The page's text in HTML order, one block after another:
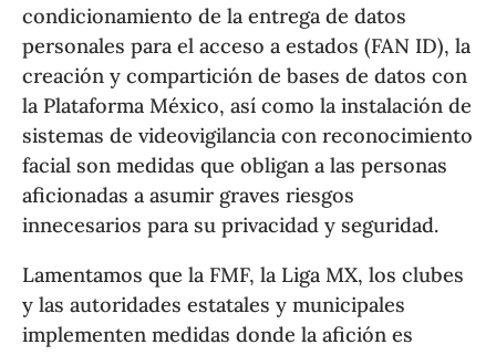
condicionamiento de la entrega de datos
personales para el acceso a estados (FAN ID), la
creación y compartición de bases de datos con
la Plataforma México, así como la instalación de
sistemas de videovigilancia con reconocimiento
facial son medidas que obligan a las personas
aficionadas a asumir graves riesgos
innecesarios para su privacidad y seguridad.
Lamentamos que la FMF, la Liga MX, los clubes
y las autoridades estatales y municipales
implementen medidas donde la afición es